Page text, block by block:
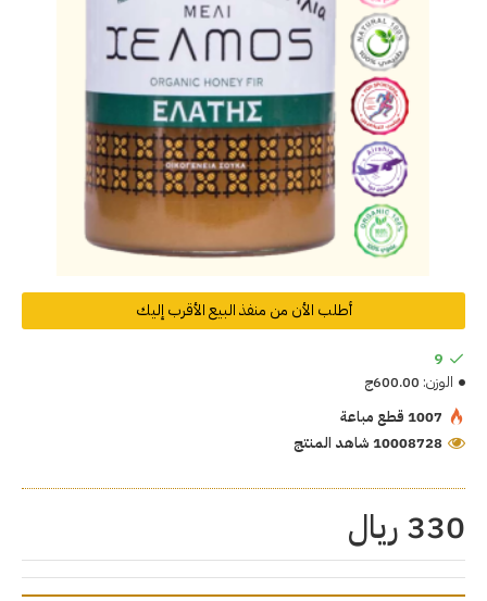
أطلب الأن من منفذ البيع الأقرب إليك
330 ريال
9
الوزن: 600.00ج
1007 قطع مباعة
10008728 شاهد المنتج